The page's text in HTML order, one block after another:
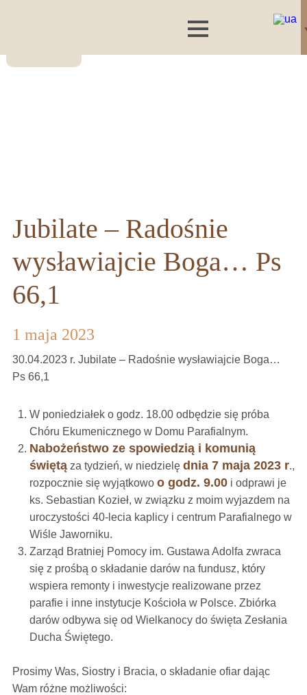
Jubilate – Radośnie
wysławiajcie Boga… Ps
66,1
1 maja 2023
30.04.2023 r. Jubilate – Radośnie wysławiajcie Boga…
Ps 66,1
W poniedziałek o godz. 18.00 odbędzie się próba
Chóru Ekumenicznego w Domu Parafialnym.
Nabożeństwo ze spowiedzią i komunią
świętąza tydzień, w niedzielę dnia 7 maja 2023 r.,
rozpocznie się wyjątkowo o godz. 9.00i odprawi je
ks. Sebastian Kozieł, w związku z moim wyjazdem na
uroczystości 40-lecia kaplicy i centrum Parafialnego w
Wiśle Jaworniku.
Zarząd Bratniej Pomocy im. Gustawa Adolfa zwraca
się z prośbą o składanie darów na fundusz, który
wspiera remonty i inwestycje realizowane przez
parafie i inne instytucje Kościoła w Polsce. Zbiórka
darów odbywa się od Wielkanocy do święta Zesłania
Ducha Świętego.
Prosimy Was, Siostry i Bracia, o składanie ofiar dając
Wam różne możliwości: